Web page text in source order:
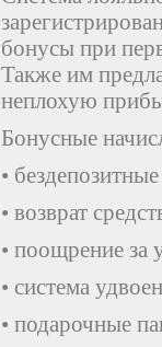
бонусы при
Также им
неплохую
Бонусные
•
• возврат
• поощрение за
• система
• подарочные